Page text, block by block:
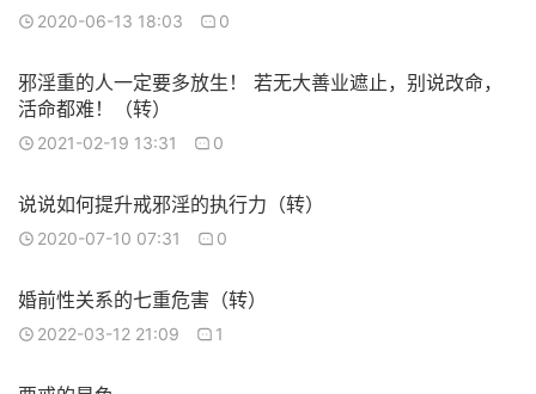
2020-06-13 18:03 0
邪淫重的人一定要多放生！ 若无大善业遮止，别说改命，
活命都难！（转）
2021-02-19 13:31 0
说说如何提升戒邪淫的执行力（转）
2020-07-10 07:31 0
婚前性关系的七重危害（转）
2022-03-12 21:09 1